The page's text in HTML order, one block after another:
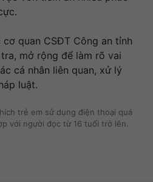
quan CSĐT Công an tỉnh
mở rộng để làm rõ vai
cá nhân liên quan, xử lý
luật.
trẻ em sử dụng điện thoại quá
với người đọc từ 16 tuổi trở lên.